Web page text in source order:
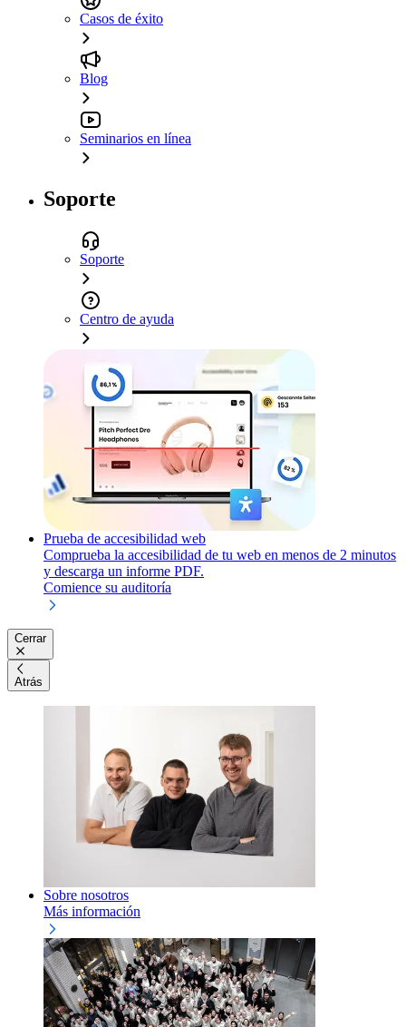
Casos de éxito
Blog
Seminarios en línea
Soporte
Soporte
Centro de ayuda
Prueba de accesibilidad web
Comprueba la accesibilidad de tu web en menos de 2 minutos
y descarga un informe PDF.
Comience su auditoría
Cerrar
Atrás
Sobre nosotros
Más información